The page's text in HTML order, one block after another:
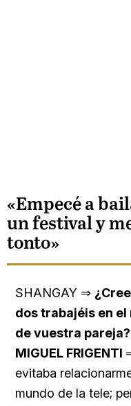
«Empecé a
un festival y
tonto»
SHANGAY ⇒
dos trabajéis en
de vuestra pareja?
MIGUEL FRIGENTI
evitaba
mundo de la tele;